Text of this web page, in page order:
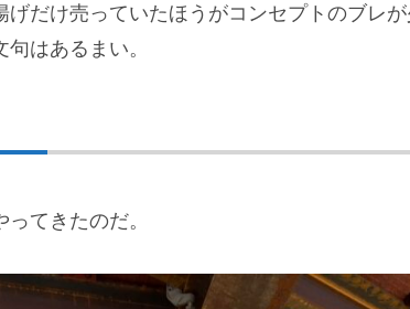
げだけ売っていたほうがコンセプトのブレ
はあるまい。
てきたのだ。